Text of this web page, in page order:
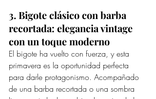
3. Bigote clásico con barba
recortada: elegancia vintage
con un toque moderno
El bigote ha vuelto con fuerza, y esta
primavera es la oportunidad perfecta
para darle protagonismo. Acompañado
de una barba recortada o una sombra